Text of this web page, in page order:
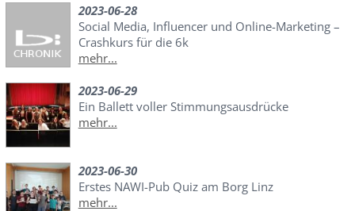
2023-06-28
Social Media, Influencer und Online-Marketing –
Crashkurs für die 6k
mehr...
2023-06-29
Ein Ballett voller Stimmungsausdrücke
mehr...
2023-06-30
Erstes NAWI-Pub Quiz am Borg Linz
mehr...